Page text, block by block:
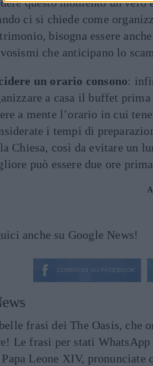
ci si chiede come
bisogna essere
che anticipano lo
un orario consono:
a casa il buffet
a mente l’orario in cui
i tempi di
Chiesa, così da evitare un
può essere due ore
anche su Google News!
CONDIVIDI SU FACEBOOK
frasi dei The Oasis, che
Le frasi per stati
Leone XIV, pronunciate